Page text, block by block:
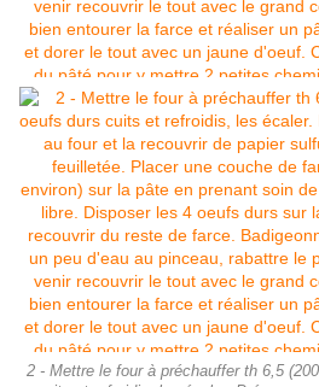
2 - Mettre le four à préchauffer th 6,5